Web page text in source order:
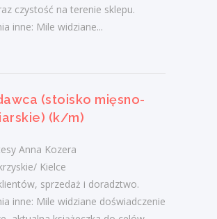
czystość na terenie sklepu.
inne: Mile widziane...
(stoisko mięsno-
(k/m)
Anna Kozera
Kielce
sprzedaż i doradztwo.
inne: Mile widziane doświadczenie